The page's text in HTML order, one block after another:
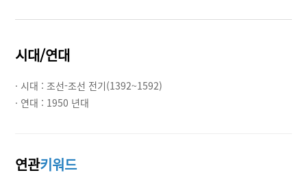
시대/연대
· 시대 : 조선-조선 전기(1392~1592)
· 연대 : 1950 년대
연관키워드